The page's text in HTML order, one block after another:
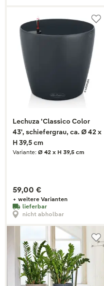
Lechuza 'Classico Color
43', schiefergrau, ca. Ø 42 x
H 39,5 cm
Variante: Ø 42 x H 39,5 cm
59,00 €
+ weitere Varianten
lieferbar
nicht abholbar